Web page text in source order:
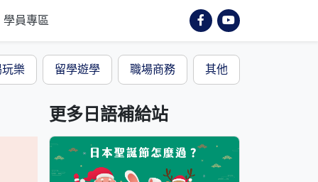
學員專區
玩樂 留學遊學 職場商務 其他
更多日語補給站